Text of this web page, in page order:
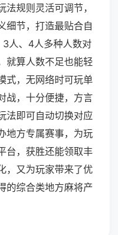
规则灵活可调节，
细节，打造最贴合自
人、4人多种人数对
就算人数不足也能轻
式，无网络时可玩单
战，十分便捷，方言
法即可自动切换对应
地方专属赛事，为玩
台，获胜还能领取丰
，又为玩家带来了优
的综合类地方麻将产